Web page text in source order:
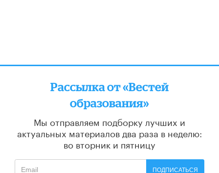
Рассылка от «Вестей
образования»
Мы отправляем подборку лучших и
актуальных материалов два раза в неделю:
во вторник и пятницу
ПОДПИСАТЬСЯ